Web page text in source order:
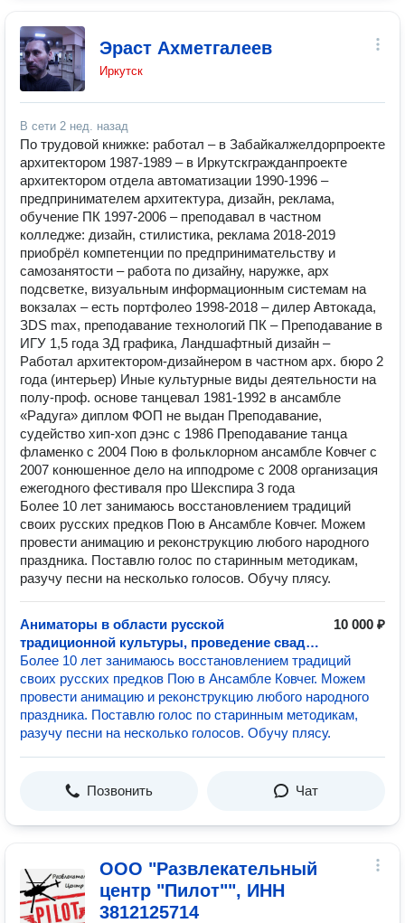
Эраст Ахметгалеев
Иркутск
В сети 2 нед. назад
По трудовой книжке: работал – в Забайкалжелдорпроекте
архитектором 1987-1989 – в Иркутскгражданпроекте
архитектором отдела автоматизации 1990-1996 –
предпринимателем архитектура, дизайн, реклама,
обучение ПК 1997-2006 – преподавал в частном
колледже: дизайн, стилистика, реклама 2018-2019
приобрёл компетенции по предпринимательству и
самозанятости – работа по дизайну, наружке, арх
подсветке, визуальным информационным системам на
вокзалах – есть портфолео 1998-2018 – дилер Автокада,
ЗDS max, преподавание технологий ПК – Преподавание в
ИГУ 1,5 года ЗД графика, Ландшафтный дизайн –
Работал архитектором-дизайнером в частном арх. бюро 2
года (интерьер) Иные культурные виды деятельности на
полу-проф. основе танцевал 1981-1992 в ансамбле
«Радуга» диплом ФОП не выдан Преподавание,
судейство хип-хоп дэнс с 1986 Преподавание танца
фламенко с 2004 Пою в фольклорном ансамбле Ковчег с
2007 конюшенное дело на ипподроме с 2008 организация
ежегодного фестиваля про Шекспира 3 года
Более 10 лет занимаюсь восстановлением традиций
своих русских предков Пою в Ансамбле Ковчег. Можем
провести анимацию и реконструкцию любого народного
праздника. Поставлю голос по старинным методикам,
разучу песни на несколько голосов. Обучу плясу.
Аниматоры в области русской
традиционной культуры, проведение свадеб
по-старинному и пр.
10 000 ₽
Более 10 лет занимаюсь восстановлением традиций
своих русских предков Пою в Ансамбле Ковчег. Можем
провести анимацию и реконструкцию любого народного
праздника. Поставлю голос по старинным методикам,
разучу песни на несколько голосов. Обучу плясу.
Позвонить Чат
ООО "Развлекательный
центр "Пилот"", ИНН
3812125714